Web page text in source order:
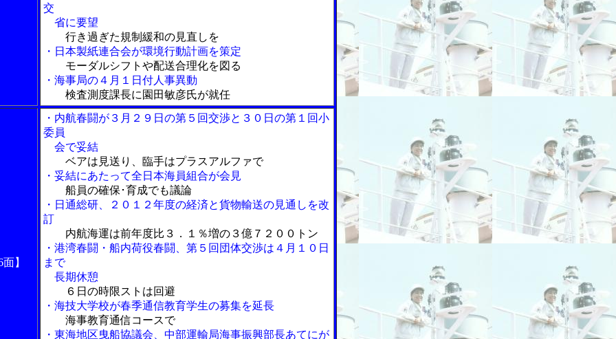
交
省に要望
行き過ぎた規制緩和の見直しを
・日本製紙連合会が環境行動計画を策定
モーダルシフトや配送合理化を図る
・海事局の４月１日付人事異動
検査測度課長に園田敏彦氏が就任
】
・内航春闘が３月２９日の第５回交渉と３０日の第１回小
委員
会で妥結
ベアは見送り、臨手はプラスアルファで
・妥結にあたって全日本海員組合が会見
船員の確保･育成でも議論
・日通総研、２０１２年度の経済と貨物輸送の見通しを改
訂
内航海運は前年度比３．１％増の３億７２００トン
・港湾春闘・船内荷役春闘、第５回団体交渉は４月１０日
まで
長期休憩
６日の時限ストは回避
・海技大学校が春季通信教育学生の募集を延長
海事教育通信コースで
・東海地区曳船協議会、中部運輸局海事振興部長あてにが